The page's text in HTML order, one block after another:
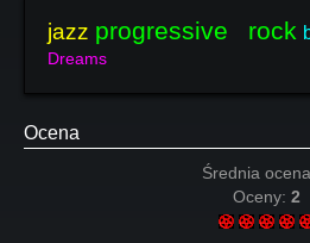
jazz progressive rock
Dreams
Ocena
Średnia
Oceny: 2